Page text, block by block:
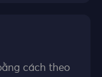
cách theo